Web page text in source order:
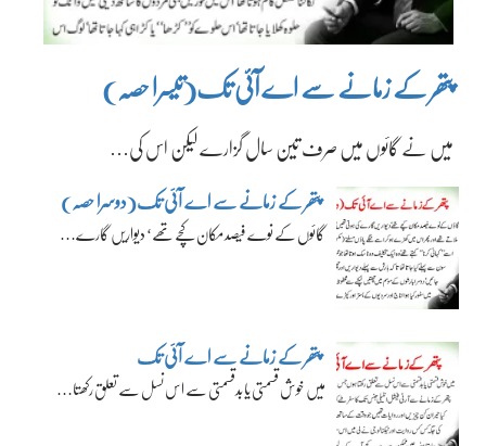
پتھر کے زمانے سے اے آئی تک(تیسرا حصہ)
میں نے گائوں میں صرف تین سال گزارے لیکن اس کی…
پتھر کے زمانے سے اے آئی تک(دوسرا حصہ)
گائوں کے نوے فیصد مکان کچے تھے‘ دیواریں گارے…
پتھر کے زمانے سے اے آئی تک
میں خوش قسمتی یا بدقسمتی سے اس نسل سے تعلق رکھتا…